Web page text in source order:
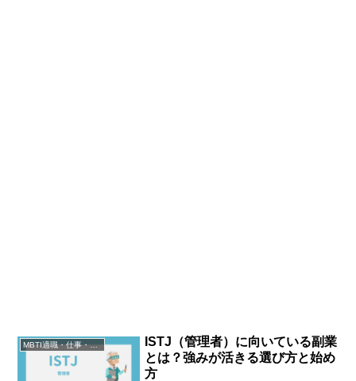
MBTI適職・仕事・資格
ISTJ（管理者）に向いている副業
とは？強みが活きる選び方と始め
方